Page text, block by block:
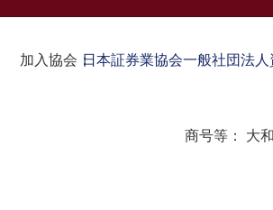
加入協会：日本証券業協会一般社団法
商号等： 大